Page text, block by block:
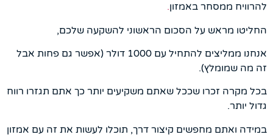
להרוויח ממסחר באמזון.
החליטו מראש על הסכום הראשוני להשקעה שלכם,
אנחנו ממליצים להתחיל עם 1000 דולר (אפשר גם פחות אבל
זה מה שמומלץ).
בכל מקרה זכרו שככל שאתם משקיעים יותר כך אתם תגזרו רווח
גדול יותר.
במידה ואתם מחפשים קיצור דרך, תוכלו לעשות את זה עם אמזון